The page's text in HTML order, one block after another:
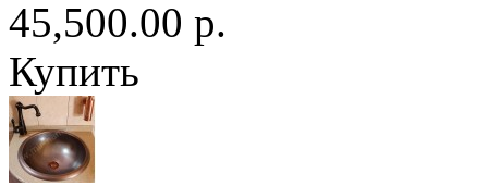
45,500.00 р.
Купить